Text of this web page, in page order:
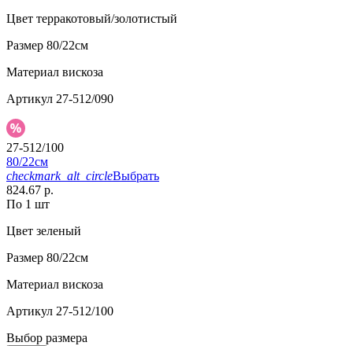
Цвет терракотовый/золотистый
Размер 80/22см
Материал вискоза
Артикул 27-512/090
27-512/100
80/22см
checkmark_alt_circleВыбрать
824.67 р.
По 1 шт
Цвет зеленый
Размер 80/22см
Материал вискоза
Артикул 27-512/100
Выбор размера